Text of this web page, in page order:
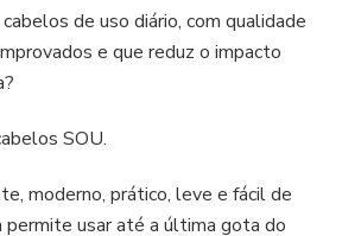
de uso diário, com qualidade
e que reduz o impacto
SOU.
moderno, prático, leve e fácil de
permite usar até a última gota do